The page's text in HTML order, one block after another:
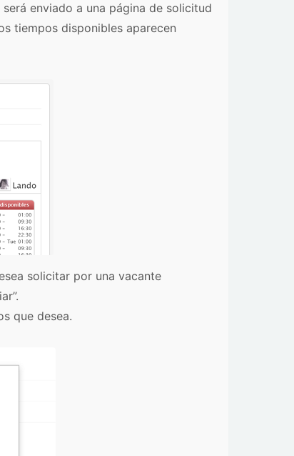
enviado a una página de solicitud
tiempos disponibles aparecen
solicitar por una vacante
que desea.